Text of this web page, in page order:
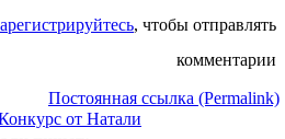
, чтобы отправлять
комментарии
Постоянная ссылка (Permalink)
от Натали